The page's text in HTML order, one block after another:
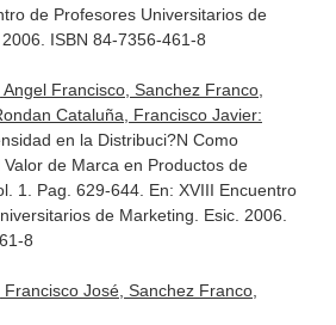
de Profesores Universitarios de
2006. ISBN 84-7356-461-8
Francisco, Sanchez Franco,
Cataluña, Francisco Javier:
en la Distribuci?N Como
de Marca en Productos de
1. Pag. 629-644. En: XVIII Encuentro
de Marketing . Esic. 2006.
8
José, Sanchez Franco,